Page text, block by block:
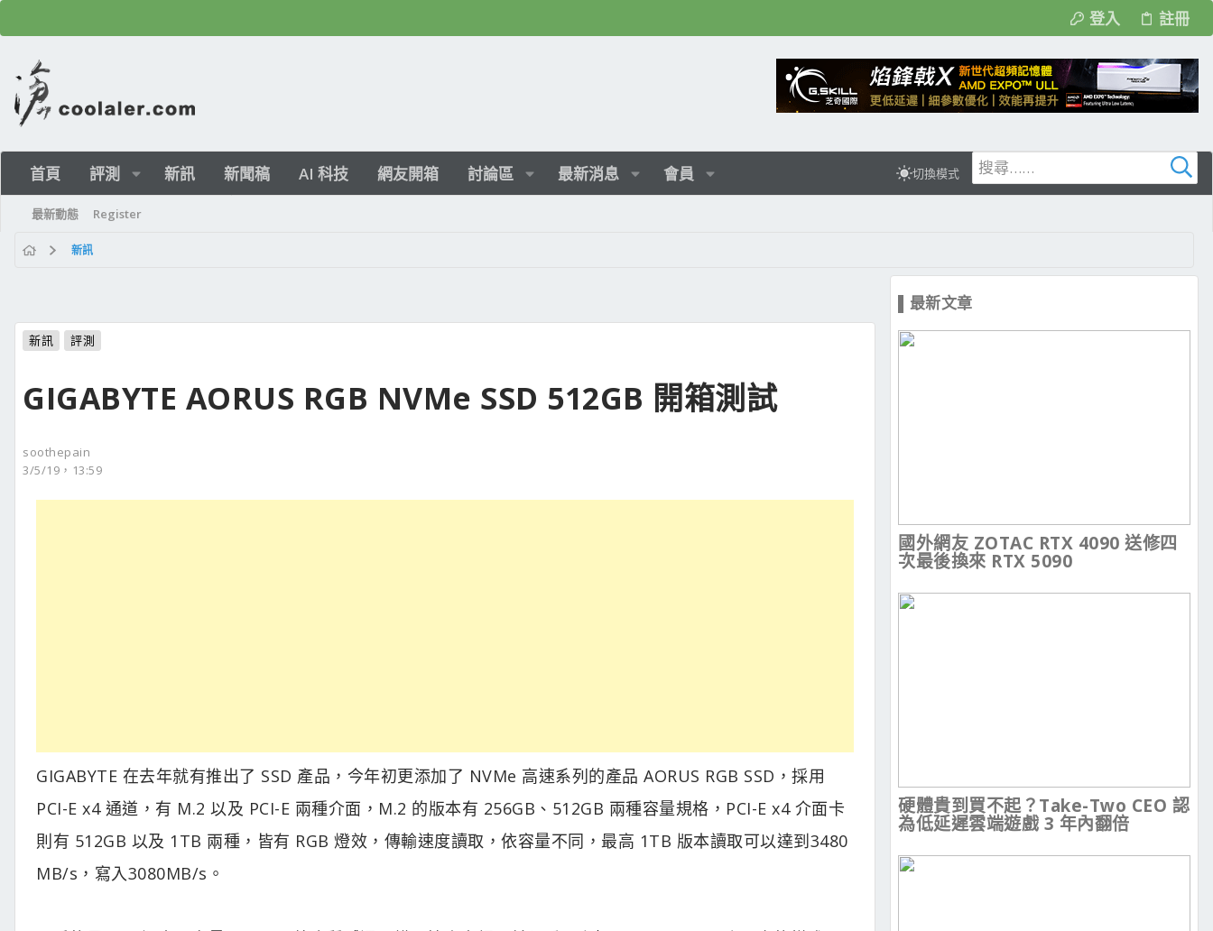
登入 註冊
首頁 評測 新訊 新聞稿 AI 科技 網友開箱 討論區 最新消息 會員 切換模式
最新動態 Register
新訊
新訊 評測
GIGABYTE AORUS RGB NVMe SSD 512GB 開箱測試
soothepain
3/5/19，13:59
GIGABYTE 在去年就有推出了 SSD 產品，今年初更添加了 NVMe 高速系列的產品 AORUS RGB SSD，採用
PCI-E x4 通道，有 M.2 以及 PCI-E 兩種介面，M.2 的版本有 256GB、512GB 兩種容量規格，PCI-E x4 介面卡
則有 512GB 以及 1TB 兩種，皆有 RGB 燈效，傳輸速度讀取，依容量不同，最高 1TB 版本讀取可以達到3480
MB/s，寫入3080MB/s。
▌最新文章
國外網友 ZOTAC RTX 4090 送修四
次最後換來 RTX 5090
硬體貴到買不起？Take-Two CEO 認
為低延遲雲端遊戲 3 年內翻倍